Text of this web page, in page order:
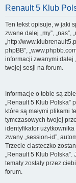
Renault 5 Klub
Ten tekst opisuje, w jaki
zwane dalej „my”, „nas”,
„http://
phpBB”,
informacji zwanymi dalej
twojej sesji na forum.
Informacje o tobie są
„Renault 5 Klub Polska”
które są małymi plikami
tymczasowych twojej
identyfikator
zwany „session-id”,
Trzecie ciasteczko
„Renault 5 Klub
tematy zostały przez
forum.